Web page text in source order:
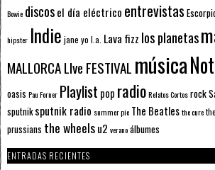
Bowie discosel día eléctrico entrevistas
hipster Indie jane yo l.a. Lava fizz los planetas
MALLORCA LIve FESTIVAL música
oasis Pau Forner Playlist pop radioRelatos Cortosrock
sputnik sputnik radio summer pie The Beatlesthe cure
prussians the wheelsu2 veranoálbumes
ENTRADAS RECIENTES